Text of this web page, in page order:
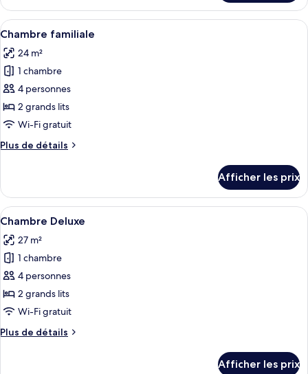
Chambre
supérieure
Afficher
toutes
les
photos
pour
ce
type
chambre :
Une chambre d’hôtel avec deux lits,
1
Chambre familiale
24 m²
1 chambre
4 personnes
2 grands lits
Wi-Fi gratuit
Plus de détails
Plus
Chambre
familiale
Afficher les prix
Afficher
toutes
les
photos
pour
ce
type
chambre :
Une chambre d’hôtel avec deux lits,
1
Chambre Deluxe
27 m²
1 chambre
4 personnes
2 grands lits
Wi-Fi gratuit
Plus de détails
Plus
Afficher les prix